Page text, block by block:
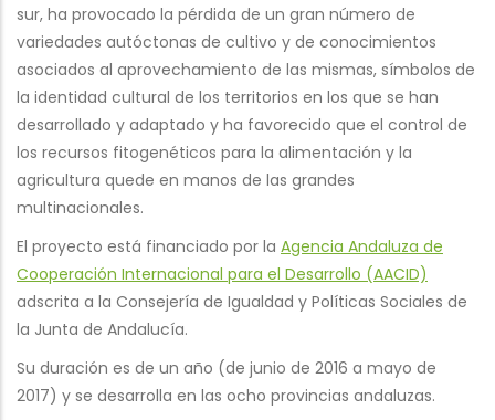
sur, ha provocado la pérdida de un gran número de
variedades autóctonas de cultivo y de conocimientos
asociados al aprovechamiento de las mismas, símbolos de
la identidad cultural de los territorios en los que se han
desarrollado y adaptado y ha favorecido que el control de
los recursos fitogenéticos para la alimentación y la
agricultura quede en manos de las grandes
multinacionales.
El proyecto está financiado por la Agencia Andaluza de
Cooperación Internacional para el Desarrollo (AACID)
adscrita a la Consejería de Igualdad y Políticas Sociales de
la Junta de Andalucía.
Su duración es de un año (de junio de 2016 a mayo de
2017) y se desarrolla en las ocho provincias andaluzas.